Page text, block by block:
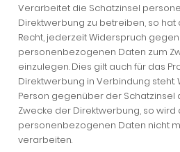
Verarbeitet die Schatzinsel
Direktwerbung zu betreiben, so
Recht, jederzeit Widerspruch
personenbezogenen Daten zum
einzulegen. Dies gilt auch für das
Direktwerbung in Verbindung
Person gegenüber der
Zwecke der Direktwerbung, so wird
personenbezogenen Daten nicht
verarbeiten.